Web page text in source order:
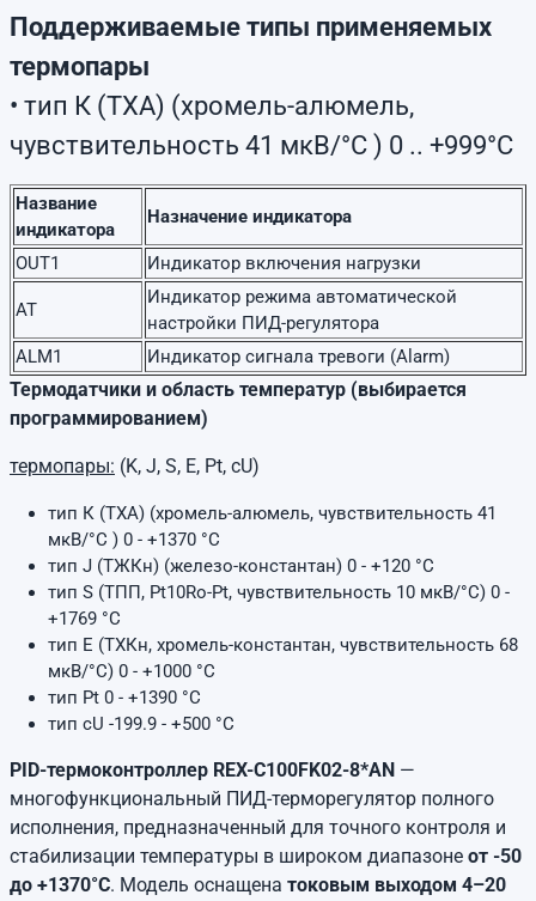
Поддерживаемые типы применяемых
термопары
• тип К (ТХА) (хромель-алюмель,
чувствительность 41 мкВ/°C ) 0 .. +999°C
Название
индикатора
Назначение индикатора
OUT1 Индикатор включения нагрузки
AT
Индикатор режима автоматической
настройки ПИД-регулятора
ALM1
Индикатор сигнала тревоги (Alarm)
Термодатчики и область температур (выбирается
программированием)
термопары: (K, J, S, E, Pt, сU)
тип К (ТХА) (хромель-алюмель, чувствительность 41
мкВ/°C ) 0 - +1370 °C
тип J (ТЖКн) (железо-константан) 0 - +120 °C
тип S (ТПП, Pt10Ro-Pt, чувствительность 10 мкВ/°C) 0 -
+1769 °C
тип E (ТХКн, хромель-константан, чувствительность 68
мкВ/°C) 0 - +1000 °C
тип Pt 0 - +1390 °C
тип cU -199.9 - +500 °C
PID-термоконтроллер REX-C100FK02-8*AN —
многофункциональный ПИД-терморегулятор полного
исполнения, предназначенный для точного контроля и
стабилизации температуры в широком диапазоне от -50
до +1370°C. Модель оснащена токовым выходом 4–20